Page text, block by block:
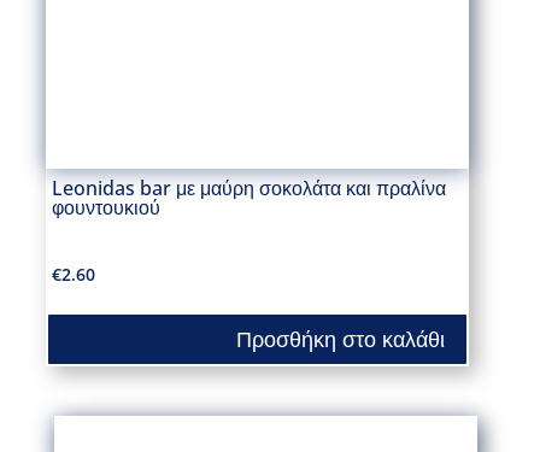
Leonidas bar με μαύρη σοκολάτα και πραλίνα
φουντουκιού
€2.60
Προσθήκη στο καλάθι